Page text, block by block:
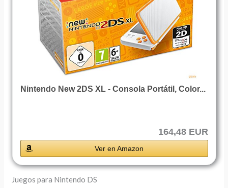
Nintendo New 2DS XL - Consola Portátil, Color...
164,48 EUR
Ver en Amazon
Juegos para Nintendo DS